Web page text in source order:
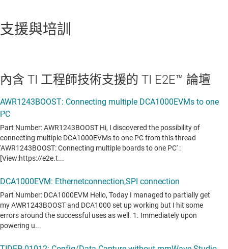
支援與培訓
內含 TI 工程師技術支援的 TI E2E™ 論壇